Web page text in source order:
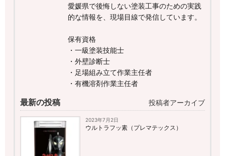
愛媛県で後悔しない塗装工事のための実践
的な情報を、現場目線で発信しています。
保有資格
・一級塗装技能士
・外壁診断士
・足場組み立て作業主任者
・有機溶剤作業主任者
最新の投稿 投稿者アーカイブ
2023年7月2日
ウルトラフッ素（プレマテックス）